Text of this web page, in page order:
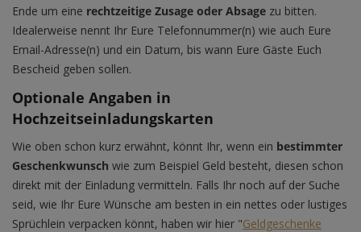
Ende um eine rechtzeitige Zusage oder Absage zu bitten.
Idealerweise nennt Ihr Eure Telefonnummer(n) wie auch Eure
Email-Adresse(n) und ein Datum, bis wann Eure Gäste Euch
Bescheid geben sollen.
Optionale Angaben in
Hochzeitseinladungskarten
Wie oben schon kurz erwähnt, könnt Ihr, wenn ein bestimmter
Geschenkwunsch wie zum Beispiel Geld besteht, diesen schon
direkt mit der Einladung vermitteln. Falls Ihr noch auf der Suche
seid, wie Ihr Eure Wünsche am besten in ein nettes oder lustiges
Sprüchlein verpacken könnt, haben wir hier "Geldgeschenke